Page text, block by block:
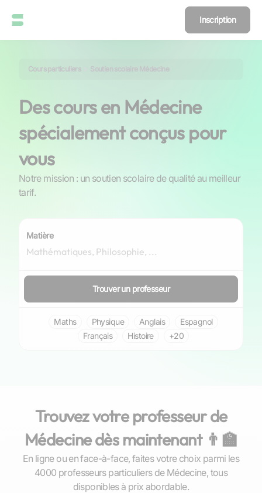
Inscription
Cours particuliers Soutien scolaire Médecine
Des cours en Médecine
spécialement conçus pour
vous
Notre mission : un soutien scolaire de qualité au meilleur
tarif.
Matière
Trouver un professeur
Maths Physique Anglais
Espagnol
Français
Histoire +20
Trouvez votre professeur de
Médecine dès maintenant 👨‍🏫
En ligne ou en face-à-face, faites votre choix parmi les
4000 professeurs particuliers de Médecine, tous
disponibles à prix abordable.
Chiu-Yen